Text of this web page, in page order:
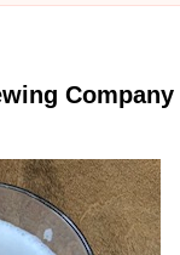
Company